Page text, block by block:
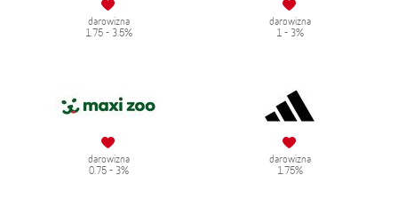
darowizna
1.75 - 3.5%
darowizna
1 - 3%
darowizna
0.75 - 3%
darowizna
1.75%